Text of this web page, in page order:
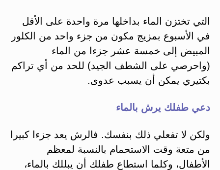
التي تختزن الماء بداخلها مرة واحدة على الأقل
في الأسبوع بمزيج مكون من جزء واحد من الكلور
المبيض إلى خمسة عشر جزءا من الماء
(واحرصي على الشطف الجيد) للحد من أي تراكم
بكتيري يمكن أن يسبب عدوی.
دعي طفلك يرش بالماء
ولكن لا تفعلي ذلك بنفسك. فالرش يعد جزءا كبيرا
من متعة وقت الاستحمام بالنسبة لمعظم
الأطفال، وكلما استطاع طفلك أن يبللك بالماء،